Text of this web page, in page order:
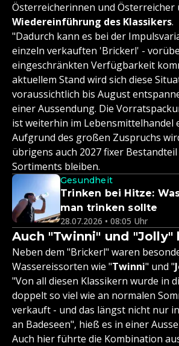
Österreicherinnen und Österreicher
Wiedereinführung des Klassikers.
"Dadurch kann es bei der
einzeln verkauften 'Brickerl' -
eingeschränkten Verfügbarkeit
aktuellem Stand wird sich diese
voraussichtlich bis August
einer Aussendung. Die
ist weiterhin im Lebensmittelhandel
Aufgrund des großen Zuspruchs
übrigens auch 2027 fixer Bestandteil
Sortiments bleiben.
Gesundheit
Trinken bei Hitze:
man trinken sollte
28.07.2026 • 08:05 Uhr
Auch "Twinni" und "Jolly"
Neben dem "Brickerl" waren
Wassereissorten wie "Twinni" und "
"Von all diesen Klassikern wurde in
doppelt so viel wie an normalen
verkauft - und das längst nicht nur
an Badeseen", hieß es in einer
Auch hier führte die Kombination